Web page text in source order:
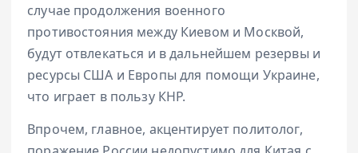
случае продолжения военного
противостояния между Киевом и Москвой,
будут отвлекаться и в дальнейшем резервы и
ресурсы США и Европы для помощи Украине,
что играет в пользу КНР.
Впрочем, главное, акцентирует политолог,